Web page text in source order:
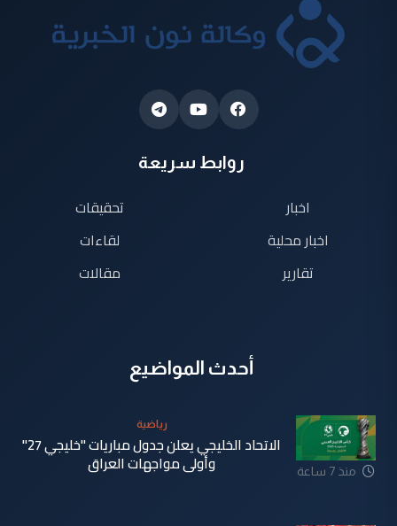
روابط سريعة
اخبار
اخبار محلية
تقارير
تحقيقات
لقاءات
مقالات
أحدث المواضيع
منذ 7 ساعة
رياضية
الاتحاد الخليجي يعلن جدول مباريات "خليجي 27"
وأولى مواجهات العراق